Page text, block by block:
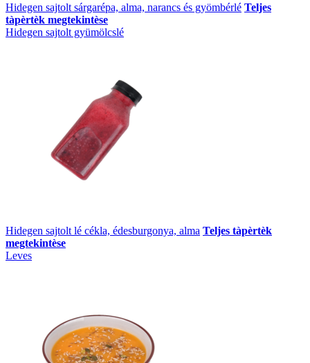
Hidegen sajtolt sárgarépa, alma, narancs és gyömbérlé Teljes
tàpèrtèk megtekintèse
Hidegen sajtolt gyümölcslé
Hidegen sajtolt lé cékla, édesburgonya, alma Teljes tàpèrtèk
megtekintèse
Leves